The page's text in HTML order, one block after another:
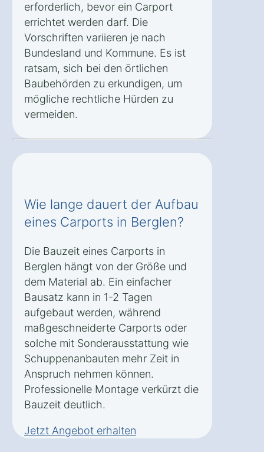
erforderlich, bevor ein Carport
errichtet werden darf. Die
Vorschriften variieren je nach
Bundesland und Kommune. Es ist
ratsam, sich bei den örtlichen
Baubehörden zu erkundigen, um
mögliche rechtliche Hürden zu
vermeiden.
Wie lange dauert der Aufbau
eines Carports in Berglen?
Die Bauzeit eines Carports in
Berglen hängt von der Größe und
dem Material ab. Ein einfacher
Bausatz kann in 1-2 Tagen
aufgebaut werden, während
maßgeschneiderte Carports oder
solche mit Sonderausstattung wie
Schuppenanbauten mehr Zeit in
Anspruch nehmen können.
Professionelle Montage verkürzt die
Bauzeit deutlich.
Jetzt Angebot erhalten